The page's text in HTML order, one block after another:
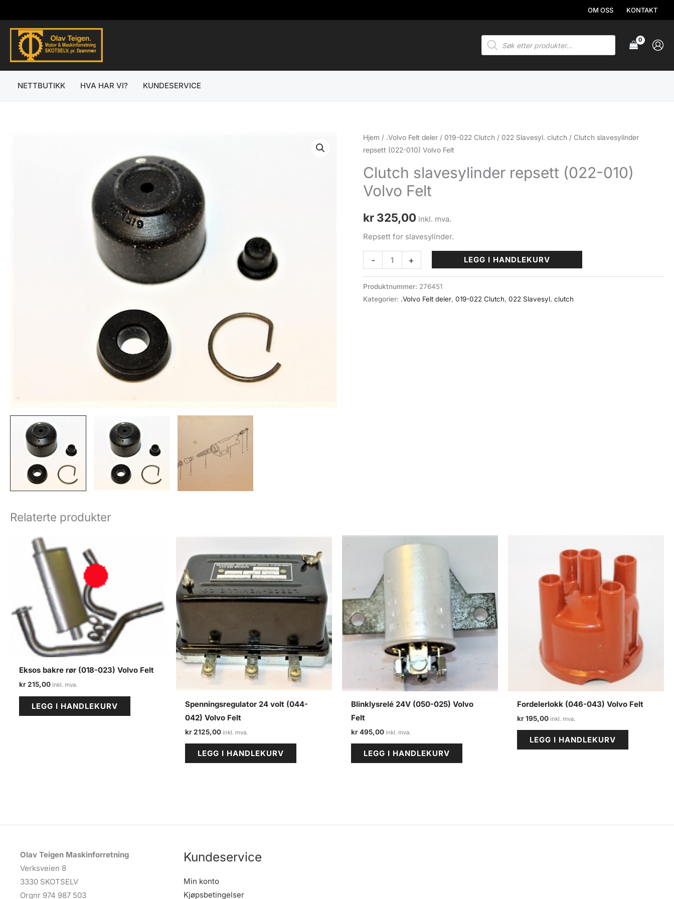
rett
innholdet
OM OSS KONTAKT
Products
search
NETTBUTIKK HVA HAR VI? KUNDESERVICE
Hjem / .Volvo Felt deler / 019-022 Clutch / 022 Slavesyl. clutch / Clutch slavesylinder
repsett (022-010) Volvo Felt
Clutch slavesylinder repsett (022-010)
Volvo Felt
kr 325,00 inkl. mva.
Repsett for slavesylinder.
-
slavesylinder
repsett
(022-
+ LEGG I HANDLEKURV
Produktnummer: 276451
Kategorier: .Volvo Felt deler,019-022 Clutch,022 Slavesyl. clutch
Relaterte produkter
Eksos bakre rør (018-023) Volvo Felt
kr215,00
LEGG I HANDLEKURV
Spenningsregulator 24 volt (044-
042) Volvo Felt
kr2125,00
LEGG I HANDLEKURV
Blinklysrelé 24V (050-025) Volvo
Felt
kr495,00
LEGG I HANDLEKURV
Fordelerlokk (046-043) Volvo Felt
kr195,00
LEGG I HANDLEKURV
Olav Teigen Maskinforretning
Verksveien 8
3330 SKOTSELV
Orgnr 974 987 503
Kundeservice
Min konto
Kjøpsbetingelser